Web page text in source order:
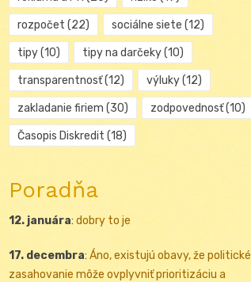
rozpočet (22) sociálne siete (12)
tipy(10) tipy na darčeky(10)
transparentnosť(12) výluky(12)
zakladanie firiem (30) zodpovednosť(10)
Časopis Diskredit (18)
Poradňa
12. januára: dobry to je
17. decembra: Áno, existujú obavy, že politické
zasahovanie môže ovplyvniť prioritizáciu a